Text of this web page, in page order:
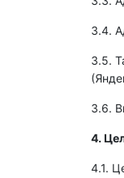
3.4.
3.5.
3.6.
4.
4.1.